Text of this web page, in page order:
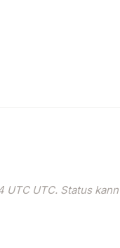
UTC UTC. Status